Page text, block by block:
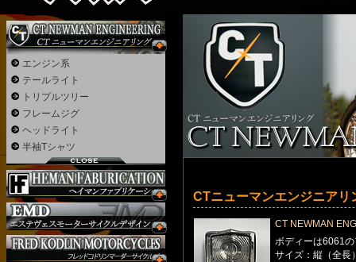
CTニューマンエンジニアリ
CT NEWMAN
ボディーは6061
サイズ：縦（全長
エンジン系
テールライト
トリプルツリー
フレームジグ
ヘッドライト
半袖Tシャツ